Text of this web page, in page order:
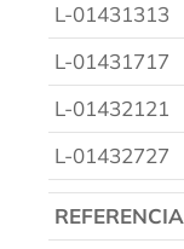
L-01431313
L-01431717
L-01432121
L-01432727
REFERENCIA